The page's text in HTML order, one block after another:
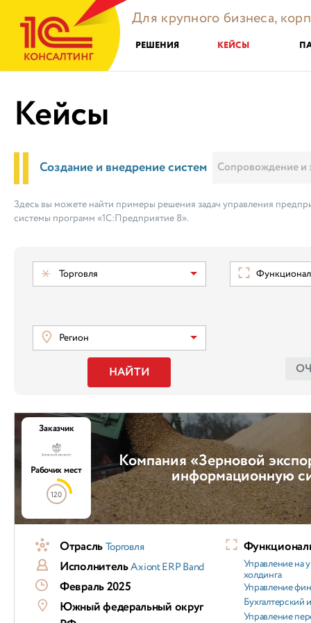
Для крупного бизнеса,
РЕШЕНИЯ КЕЙСЫ
Кейсы
Создание и внедрение систем Сопровождение и
Здесь вы можете найти примеры решения задач управления
системы программ «1С:Предприятие 8».
Торговля
Регион
НАЙТИ
Компания «Зерновой
информационную
Заказчик
Рабочих мест
120
ОтрасльТорговля
ИсполнительAxiont ERP Band
Февраль 2025
Южный федеральный округ
Управление на
холдинга
Управление
Бухгалтерский
Управление